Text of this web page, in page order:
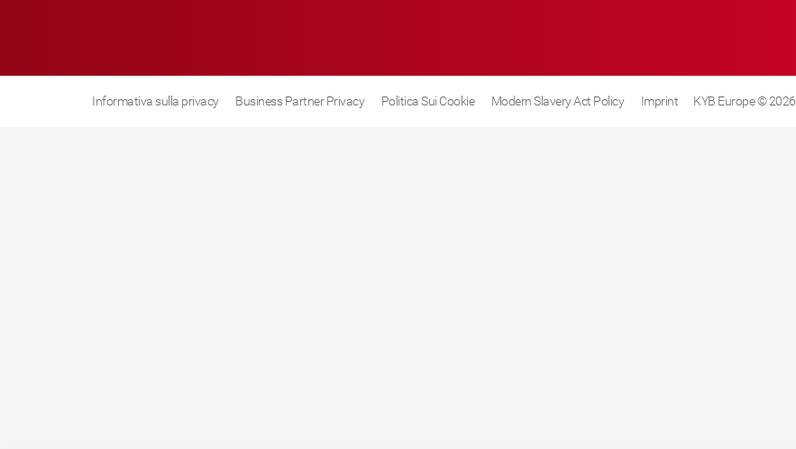
Informativa sulla privacy Business Partner Privacy Politica Sui Cookie Modern Slavery Act Policy Imprint KYB Europe © 2026